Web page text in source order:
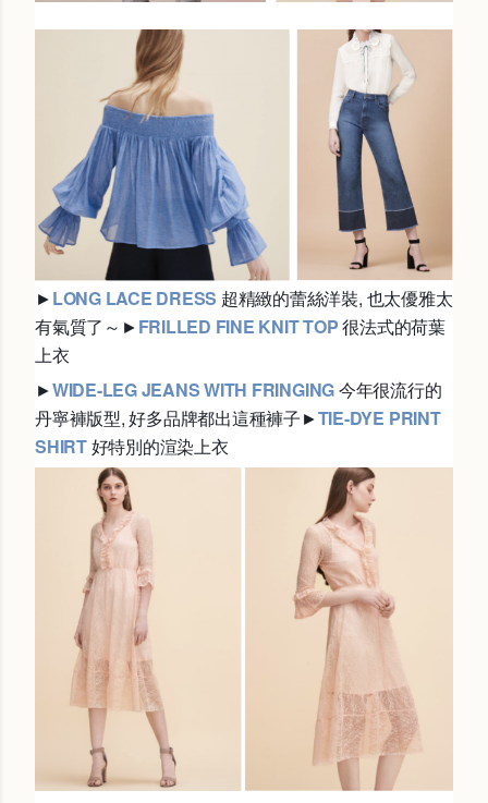
►LONG LACE DRESS 超精緻的蕾絲洋裝, 也太優雅太
有氣質了～ ►FRILLED FINE KNIT TOP很法式的荷葉
上衣
►WIDE-LEG JEANS WITH FRINGING今年很流行的
丹寧褲版型, 好多品牌都出這種褲子►TIE-DYE PRINT
SHIRT好特別的渲染上衣